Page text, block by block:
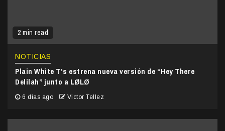
2 min read
NOTICIAS
Plain White T’s estrena nueva versión de “Hey There
Delilah” junto a LØLØ
6 días ago Victor Tellez